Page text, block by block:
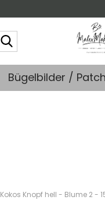
Bügelbilder /
Kokos Knopf hell - Blume 2 -